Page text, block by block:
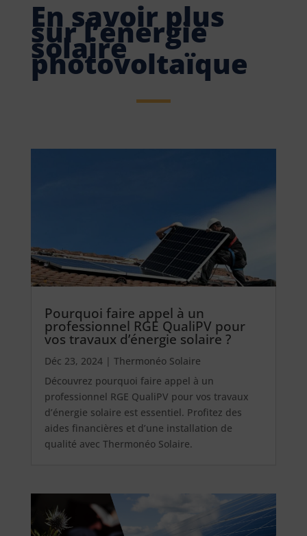
En savoir plus
sur l’énergie
solaire
photovoltaïque
Pourquoi faire appel à un
professionnel RGE QualiPV pour
vos travaux d’énergie solaire ?
Déc 23, 2024| Thermonéo Solaire
Découvrez pourquoi faire appel à un
professionnel RGE QualiPV pour vos travaux
d’énergie solaire est essentiel. Profitez des
aides financières et d’une installation de
qualité avec Thermonéo Solaire.